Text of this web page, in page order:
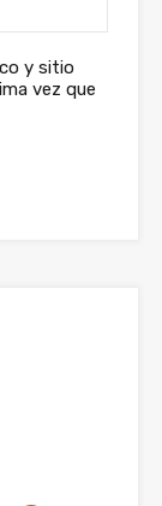
y sitio
vez que